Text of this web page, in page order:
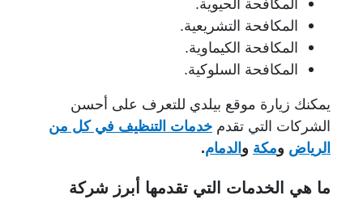
المكافحة الحيوية.
المكافحة التشريعية.
المكافحة الكيماوية.
المكافحة السلوكية.
يمكنك زيارة موقع بيلدي للتعرف على أحسن
الشركات التي تقدم خدمات التنظيف في كل من
الرياض ومكة و الدمام.
ما هي الخدمات التي تقدمها أبرز شركة